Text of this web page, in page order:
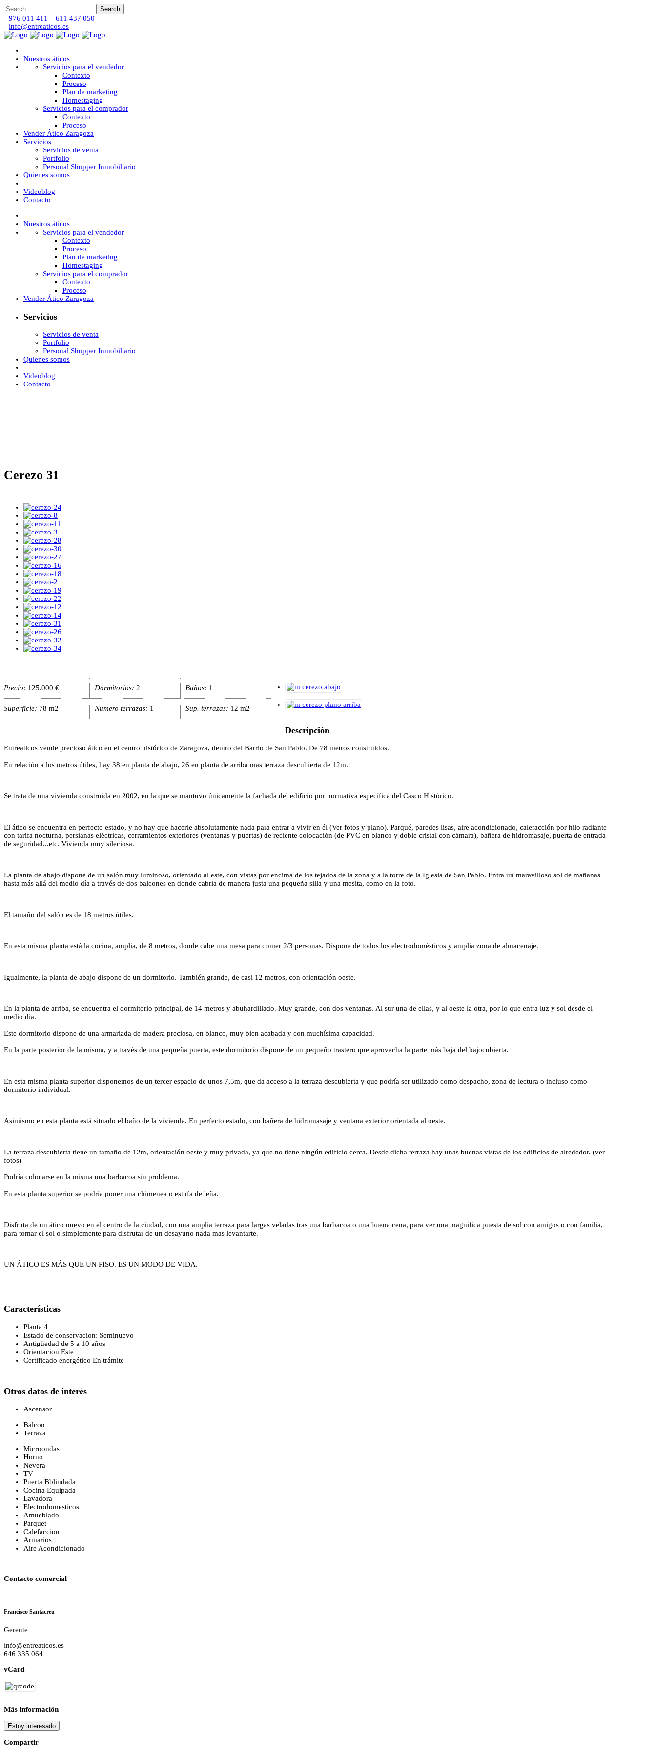
976 011 411 – 611 437 050
info@entreaticos.es
Nuestros áticos
Servicios para el vendedor
Contexto
Proceso
Plan de marketing
Homestaging
Servicios para el comprador
Contexto
Proceso
Vender Ático Zaragoza
Servicios
Servicios de venta
Portfolio
Personal Shopper Inmobiliario
Quienes somos
Videoblog
Contacto
Nuestros áticos
Servicios para el vendedor
Contexto
Proceso
Plan de marketing
Homestaging
Servicios para el comprador
Contexto
Proceso
Vender Ático Zaragoza
Servicios
Servicios de venta
Portfolio
Personal Shopper Inmobiliario
Quienes somos
Videoblog
Contacto
Cerezo 31
Precio: 125.000 € Dormitorios: 2 Baños: 1
Superficie: 78 m2 Numero terrazas: 1 Sup. terrazas: 12 m2
Descripción
Entreaticos vende precioso ático en el centro histórico de Zaragoza, dentro del Barrio de San Pablo. De 78 metros construidos.
En relación a los metros útiles, hay 38 en planta de abajo, 26 en planta de arriba mas terraza descubierta de 12m.
Se trata de una vivienda construida en 2002, en la que se mantuvo únicamente la fachada del edificio por normativa específica del Casco Histórico.
El ático se encuentra en perfecto estado, y no hay que hacerle absolutamente nada para entrar a vivir en él (Ver fotos y plano). Parqué, paredes lisas, aire acondicionado, calefacción por hilo radiante
con tarifa nocturna, persianas eléctricas, cerramientos exteriores (ventanas y puertas) de reciente colocación (de PVC en blanco y doble cristal con cámara), bañera de hidromasaje, puerta de entrada
de seguridad...etc. Vivienda muy sileciosa.
La planta de abajo dispone de un salón muy luminoso, orientado al este, con vistas por encima de los tejados de la zona y a la torre de la Iglesia de San Pablo. Entra un maravilloso sol de mañanas
hasta más allá del medio día a través de dos balcones en donde cabria de manera justa una pequeña silla y una mesita, como en la foto.
El tamaño del salón es de 18 metros útiles.
En esta misma planta está la cocina, amplia, de 8 metros, donde cabe una mesa para comer 2/3 personas. Dispone de todos los electrodomésticos y amplia zona de almacenaje.
Igualmente, la planta de abajo dispone de un dormitorio. También grande, de casi 12 metros, con orientación oeste.
En la planta de arriba, se encuentra el dormitorio principal, de 14 metros y abuhardillado. Muy grande, con dos ventanas. Al sur una de ellas, y al oeste la otra, por lo que entra luz y sol desde el
medio día.
Este dormitorio dispone de una armariada de madera preciosa, en blanco, muy bien acabada y con muchísima capacidad.
En la parte posterior de la misma, y a través de una pequeña puerta, este dormitorio dispone de un pequeño trastero que aprovecha la parte más baja del bajocubierta.
En esta misma planta superior disponemos de un tercer espacio de unos 7,5m, que da acceso a la terraza descubierta y que podría ser utilizado como despacho, zona de lectura o incluso como
dormitorio individual.
Asimismo en esta planta está situado el baño de la vivienda. En perfecto estado, con bañera de hidromasaje y ventana exterior orientada al oeste.
La terraza descubierta tiene un tamaño de 12m, orientación oeste y muy privada, ya que no tiene ningún edificio cerca. Desde dicha terraza hay unas buenas vistas de los edificios de alrededor. (ver
fotos)
Podría colocarse en la misma una barbacoa sin problema.
En esta planta superior se podría poner una chimenea o estufa de leña.
Disfruta de un ático nuevo en el centro de la ciudad, con una amplia terraza para largas veladas tras una barbacoa o una buena cena, para ver una magnifica puesta de sol con amigos o con familia,
para tomar el sol o simplemente para disfrutar de un desayuno nada mas levantarte.
UN ÁTICO ES MÁS QUE UN PISO. ES UN MODO DE VIDA.
Características
Planta 4
Estado de conservacion: Seminuevo
Antigüedad de 5 a 10 años
Orientacion Este
Certificado energético En trámite
Otros datos de interés
Ascensor
Balcon
Terraza
Microondas
Horno
Nevera
TV
Puerta Bblindada
Cocina Equipada
Lavadora
Electrodomesticos
Amueblado
Parquet
Calefaccion
Armarios
Aire Acondicionado
Contacto comercial
Francisco Santacreu
Gerente
info@entreaticos.es
646 335 064
vCard
Más información
Estoy interesado
Compartir